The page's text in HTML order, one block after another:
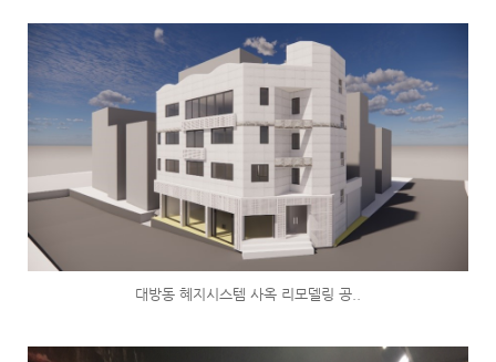
대방동 혜지시스템 사옥 리모델링 공..